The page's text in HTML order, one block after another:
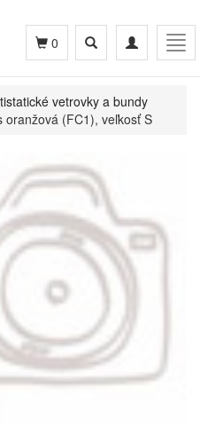
Toggle
navigation
Toggle
search
0
vetrovky a bundy
oranžová (FC1), veľkosť S